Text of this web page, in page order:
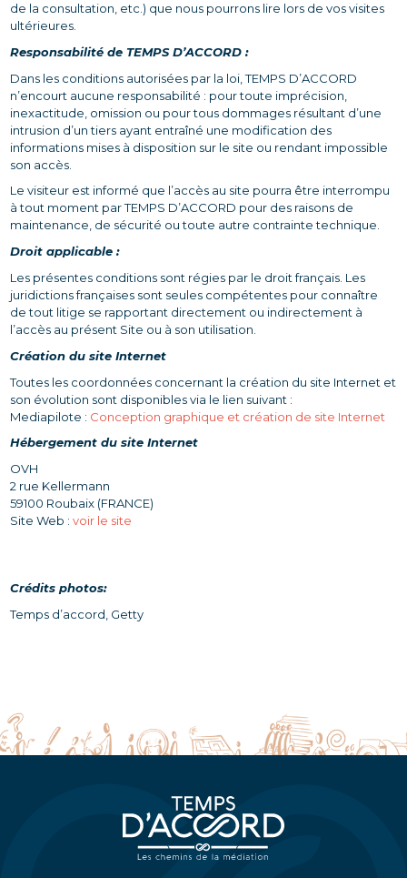
de la consultation, etc.) que nous pourrons lire lors de vos visites
ultérieures.
Responsabilité de TEMPS D’ACCORD :
Dans les conditions autorisées par la loi, TEMPS D’ACCORD
n’encourt aucune responsabilité : pour toute imprécision,
inexactitude, omission ou pour tous dommages résultant d’une
intrusion d’un tiers ayant entraîné une modification des
informations mises à disposition sur le site ou rendant impossible
son accès.
Le visiteur est informé que l’accès au site pourra être interrompu
à tout moment par TEMPS D’ACCORD pour des raisons de
maintenance, de sécurité ou toute autre contrainte technique.
Droit applicable :
Les présentes conditions sont régies par le droit français. Les
juridictions françaises sont seules compétentes pour connaître
de tout litige se rapportant directement ou indirectement à
l’accès au présent Site ou à son utilisation.
Création du site Internet
Toutes les coordonnées concernant la création du site Internet et
son évolution sont disponibles via le lien suivant :
Mediapilote : Conception graphique et création de site Internet
Hébergement du site Internet
OVH
2 rue Kellermann
59100 Roubaix (FRANCE)
Site Web :voir le site
Crédits photos:
Temps d’accord, Getty